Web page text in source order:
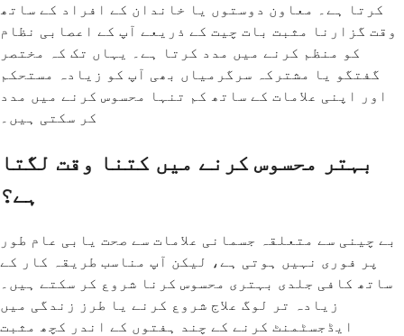
کرتا ہے۔ معاون دوستوں یا خاندان کے افراد کے ساتھ
وقت گزارنا مثبت بات چیت کے ذریعے آپ کے اعصابی نظام
کو منظم کرنے میں مدد کرتا ہے۔ یہاں تک کہ مختصر
گفتگو یا مشترکہ سرگرمیاں بھی آپ کو زیادہ مستحکم
اور اپنی علامات کے ساتھ کم تنہا محسوس کرنے میں مدد
کر سکتی ہیں۔
بہتر محسوس کرنے میں کتنا وقت لگتا
ہے؟
بے چینی سے متعلقہ جسمانی علامات سے صحت یابی عام طور
پر فوری نہیں ہوتی ہے، لیکن آپ مناسب طریقہ کار کے
ساتھ کافی جلدی بہتری محسوس کرنا شروع کر سکتے ہیں۔
زیادہ تر لوگ علاج شروع کرنے یا طرز زندگی میں
ایڈجسٹمنٹ کرنے کے چند ہفتوں کے اندر کچھ مثبت